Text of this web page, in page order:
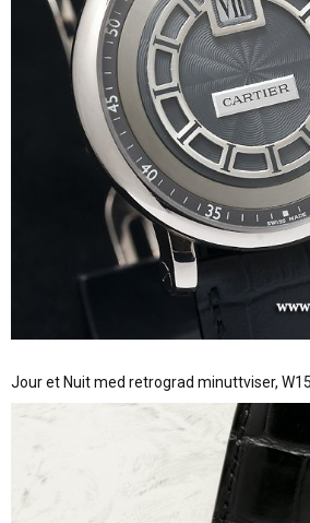
Jour et Nuit med retrograd minuttviser,